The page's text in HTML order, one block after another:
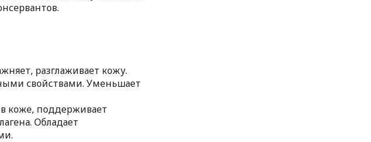
разглаживает кожу.
свойствами. Уменьшает
коже, поддерживает
Обладает